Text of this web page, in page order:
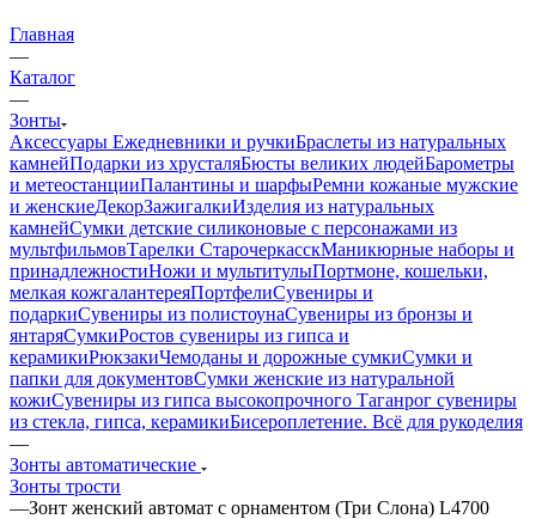
Главная
—
Каталог
—
Зонты
Аксессуары Ежедневники и ручкиБраслеты из натуральных
камнейПодарки из хрусталяБюсты великих людейБарометры
и метеостанцииПалантины и шарфыРемни кожаные мужские
и женскиеДекорЗажигалкиИзделия из натуральных
камнейСумки детские силиконовые с персонажами из
мультфильмовТарелки СтарочеркасскМаникюрные наборы и
принадлежностиНожи и мультитулыПортмоне, кошельки,
мелкая кожгалантереяПортфелиСувениры и
подаркиСувениры из полистоунаСувениры из бронзы и
янтаряСумкиРостов сувениры из гипса и
керамикиРюкзакиЧемоданы и дорожные сумкиСумки и
папки для документовСумки женские из натуральной
кожиСувениры из гипса высокопрочного Таганрог сувениры
из стекла, гипса, керамикиБисероплетение. Всё для рукоделия
—
Зонты автоматические
Зонты трости
—Зонт женский автомат с орнаментом (Три Слона) L4700